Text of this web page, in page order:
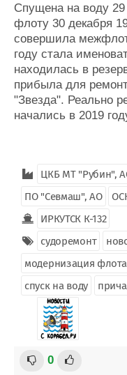
Спущена на воду 29
флоту 30 декабря
совершила
году стала
находилась в
прибыла для
"Звезда". Реально
начались в 2019
ЦКБ МТ "Рубин",
ПО "Севмаш", АО
ИРКУТСК К-132
судоремонт
модернизация флота
спуск на воду
0